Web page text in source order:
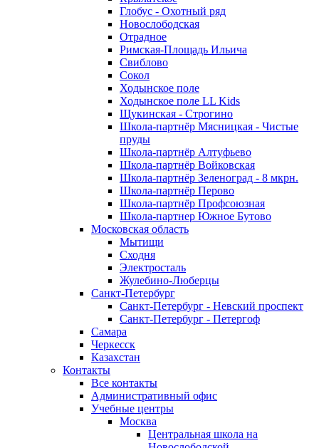
Глобус - Охотный ряд
Новослободская
Отрадное
Римская-Площадь Ильича
Свиблово
Сокол
Ходынское поле
Ходынское поле LL Kids
Щукинская - Строгино
Школа-партнёр Мясницкая - Чистые
пруды
Школа-партнёр Алтуфьево
Школа-партнёр Войковская
Школа-партнёр Зеленоград - 8 мкрн.
Школа-партнёр Перово
Школа-партнёр Профсоюзная
Школа-партнер Южное Бутово
Московская область
Мытищи
Сходня
Электросталь
Жулебино-Люберцы
Санкт-Петербург
Санкт-Петербург - Невский проспект
Санкт-Петербург - Петергоф
Самара
Черкесск
Казахстан
Контакты
Все контакты
Административный офис
Учебные центры
Москва
Центральная школа на